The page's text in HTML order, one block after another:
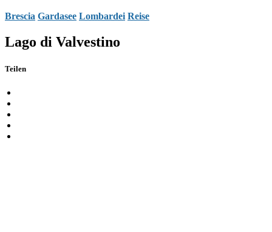
Brescia Gardasee Lombardei Reise
Lago di Valvestino
Teilen